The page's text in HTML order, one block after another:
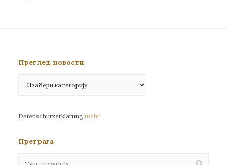
Преглед новости
новости
Datenschutzerklärung mehr
Претрага